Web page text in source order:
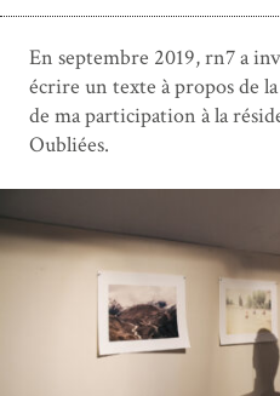
En septembre 2019, rn7 a
écrire un texte à propos de
de ma participation à la
Oubliées.